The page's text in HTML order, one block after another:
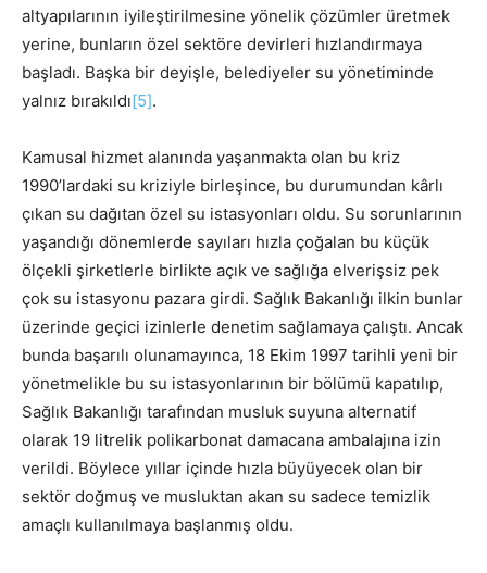
altyapılarının iyileştirilmesine yönelik çözümler üretmek
yerine, bunların özel sektöre devirleri hızlandırmaya
başladı. Başka bir deyişle, belediyeler su yönetiminde
yalnız bırakıldı[5].
Kamusal hizmet alanında yaşanmakta olan bu kriz
1990’lardaki su kriziyle birleşince, bu durumundan kârlı
çıkan su dağıtan özel su istasyonları oldu. Su sorunlarının
yaşandığı dönemlerde sayıları hızla çoğalan bu küçük
ölçekli şirketlerle birlikte açık ve sağlığa elverişsiz pek
çok su istasyonu pazara girdi. Sağlık Bakanlığı ilkin bunlar
üzerinde geçici izinlerle denetim sağlamaya çalıştı. Ancak
bunda başarılı olunamayınca, 18 Ekim 1997 tarihli yeni bir
yönetmelikle bu su istasyonlarının bir bölümü kapatılıp,
Sağlık Bakanlığı tarafından musluk suyuna alternatif
olarak 19 litrelik polikarbonat damacana ambalajına izin
verildi. Böylece yıllar içinde hızla büyüyecek olan bir
sektör doğmuş ve musluktan akan su sadece temizlik
amaçlı kullanılmaya başlanmış oldu.